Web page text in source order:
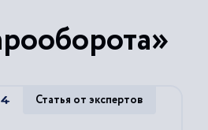
Статья от экспертов